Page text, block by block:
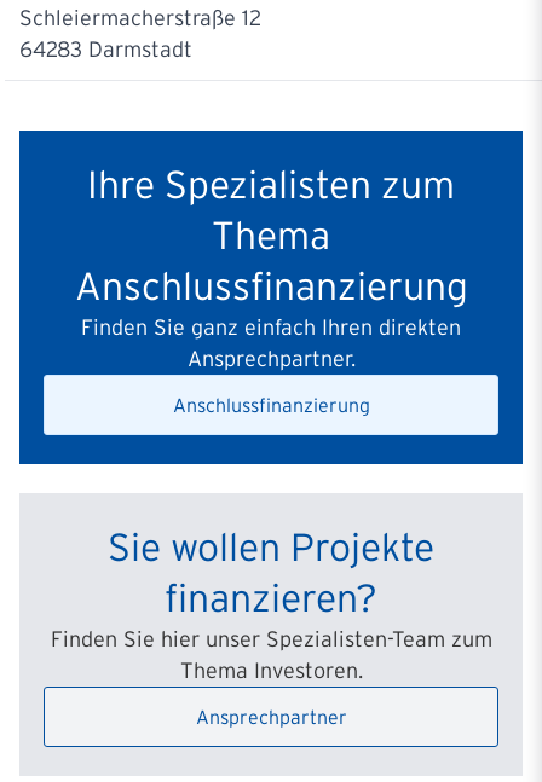
Schleiermacherstraße 12
64283 Darmstadt
Dortmund
Jägerhofstraße 19-20
Düsseldorf
Filiale Düsseldorf II
Elisabethstraße 16
40217 Düsseldorf
Filiale Eschborn
Ginnheimer Sr. 6
Eschborn
Filiale Essen
Goethestraße 87
45130
Ihre Spezialisten zum
Thema
Anschlussfinanzierung
Finden Sie ganz einfach Ihren direkten
Ansprechpartner.
Anschlussfinanzierung
Sie wollen Projekte
finanzieren?
Finden Sie hier unser Spezialisten-Team zum
Thema Investoren.
Ansprechpartner